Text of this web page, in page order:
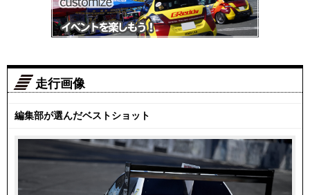
走行画像
編集部が選んだベストショット